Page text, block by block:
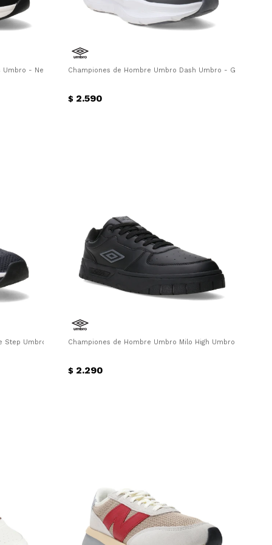
Umbro - Negro - BlancoChampiones de Hombre Umbro Dash Umbro - Gris - Negro
$ 2.590
Step Umbro - Azul MarinoChampiones de Hombre Umbro Milo High Umbro - Negro
$ 2.290